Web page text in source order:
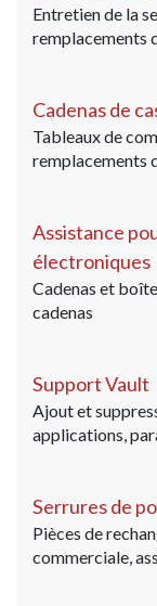
Entretien de la
remplacements
Cadenas de
Tableaux de
remplacements
Assistance
électroniques
Cadenas et
cadenas
Support Vault
Ajout et
applications,
Serrures de
Pièces de
commerciale,